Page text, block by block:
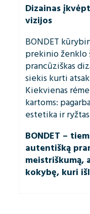
Dizainas
vizijos
BONDET
prekinio
prancūziškas
siekis kurti
Kiekvienas
kartoms:
estetika ir
BONDET –
autentišką
meistriškumą,
kokybę, kuri